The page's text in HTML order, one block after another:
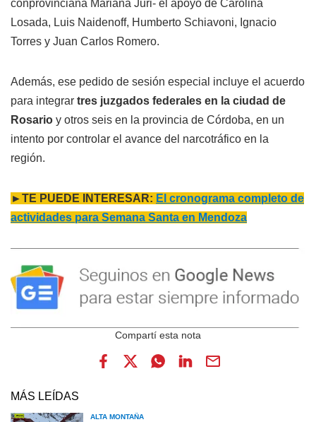
conprovinciana Mariana Juri- el apoyo de Carolina
Losada, Luis Naidenoff, Humberto Schiavoni, Ignacio
Torres y Juan Carlos Romero.
Además, ese pedido de sesión especial incluye el acuerdo
para integrar tres juzgados federales en la ciudad de
Rosario y otros seis en la provincia de Córdoba, en un
intento por controlar el avance del narcotráfico en la
región.
►TE PUEDE INTERESAR: El cronograma completo de
actividades para Semana Santa en Mendoza
MÁS LEÍDAS
ALTA MONTAÑA